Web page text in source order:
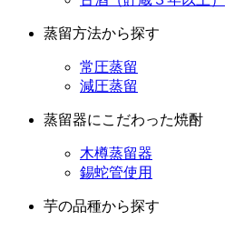
蒸留方法から探す
常圧蒸留
減圧蒸留
蒸留器にこだわった焼酎
木樽蒸留器
錫蛇管使用
芋の品種から探す